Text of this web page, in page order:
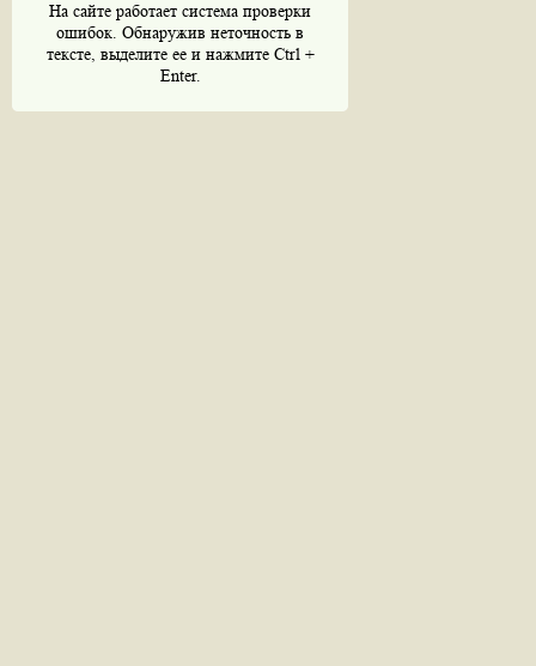
На сайте работает система проверки
ошибок. Обнаружив неточность в
тексте, выделите ее и нажмите Ctrl +
Enter.